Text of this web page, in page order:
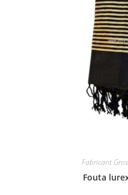
Fabricant
Fouta